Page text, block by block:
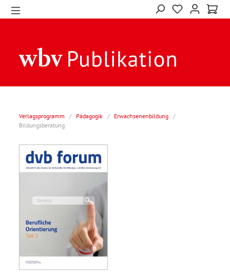
Verlagsprogramm / Pädagogik / Erwachsenenbildung /
Bildungsberatung